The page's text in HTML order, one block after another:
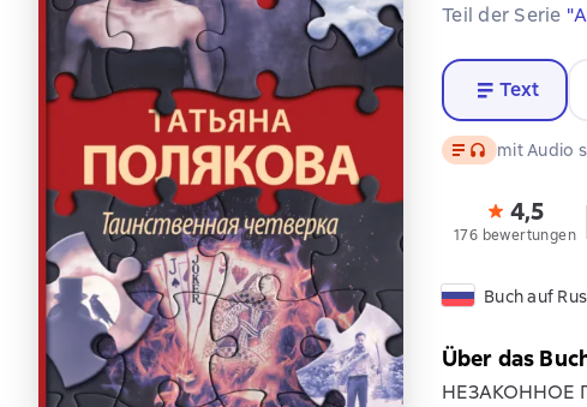
Teil der Serie
Text
Text, Audioformat
mit Audio
4,5
176 bewertungen
Buch auf
Über das
НЕЗАКОННОЕ